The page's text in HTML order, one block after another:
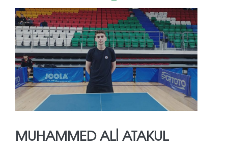
MUHAMMED ALİ ATAKUL